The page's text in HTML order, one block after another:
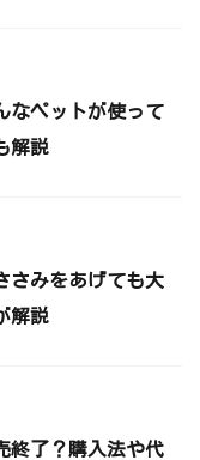
なペットが使って
解説
さみをあげても大
解説
終了？購入法や代